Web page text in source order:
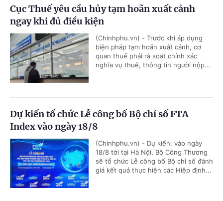
Cục Thuế yêu cầu hủy tạm hoãn xuất cảnh
ngay khi đủ điều kiện
(Chinhphu.vn) - Trước khi áp dụng
biện pháp tạm hoãn xuất cảnh, cơ
quan thuế phải rà soát chính xác
nghĩa vụ thuế, thông tin người nộp...
Dự kiến tổ chức Lễ công bố Bộ chỉ số FTA
Index vào ngày 18/8
(Chinhphu.vn) - Dự kiến, vào ngày
18/8 tới tại Hà Nội, Bộ Công Thương
sẽ tổ chức Lễ công bố Bộ chỉ số đánh
giá kết quả thực hiện các Hiệp định...